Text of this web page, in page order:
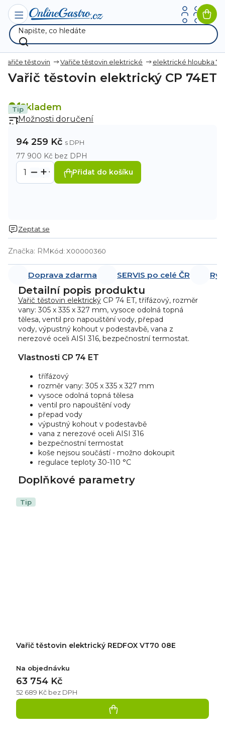
Přejít
obsah
Vařiče těstovin Vařiče těstovin elektrické elektrické hloubka
Vařič těstovin elektrický CP 74ET
Tip
Značka: RMKód: X00000360
Skladem
Možnosti doručení
94 259 Kč
77 900 Kč bez DPH
Přidat do košíku
Zeptat se
Doprava zdarma SERVIS po celé ČR
Detailní popis produktu
Vařič těstovin elektrický CP 74 ET, třífázový, rozměr
vany: 305 x 335 x 327 mm, vysoce odolná topná
tělesa, ventil pro napouštění vody, přepad
vody, výpustný kohout v podestavbě, vana z
nerezové oceli AISI 316, bezpečnostní termostat.
Vlastnosti CP 74 ET
třífázový
rozměr vany: 305 x 335 x 327 mm
vysoce odolná topná tělesa
ventil pro napouštění vody
přepad vody
výpustný kohout v podestavbě
vana z nerezové oceli AISI 316
bezpečnostní termostat
koše nejsou součástí - možno dokoupit
regulace teploty 30-110 °C
Doplňkové parametry
Tip
Vařič těstovin elektrický REDFOX VT70 08E
Na objednávku
52 689 Kč bez DPH
63 754 Kč